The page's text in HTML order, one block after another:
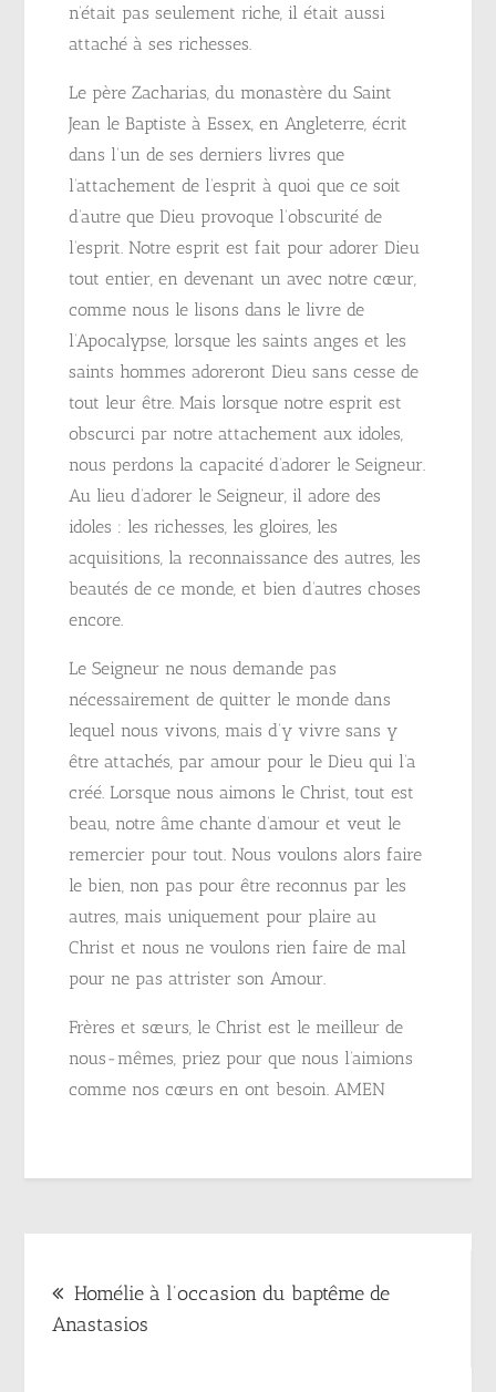
n’était pas seulement riche, il était aussi
attaché à ses richesses.
Le père Zacharias, du monastère du Saint
Jean le Baptiste à Essex, en Angleterre, écrit
dans l’un de ses derniers livres que
l’attachement de l’esprit à quoi que ce soit
d’autre que Dieu provoque l’obscurité de
l’esprit. Notre esprit est fait pour adorer Dieu
tout entier, en devenant un avec notre cœur,
comme nous le lisons dans le livre de
l’Apocalypse, lorsque les saints anges et les
saints hommes adoreront Dieu sans cesse de
tout leur être. Mais lorsque notre esprit est
obscurci par notre attachement aux idoles,
nous perdons la capacité d’adorer le Seigneur.
Au lieu d’adorer le Seigneur, il adore des
idoles : les richesses, les gloires, les
acquisitions, la reconnaissance des autres, les
beautés de ce monde, et bien d’autres choses
encore.
Le Seigneur ne nous demande pas
nécessairement de quitter le monde dans
lequel nous vivons, mais d’y vivre sans y
être attachés, par amour pour le Dieu qui l’a
créé. Lorsque nous aimons le Christ, tout est
beau, notre âme chante d’amour et veut le
remercier pour tout. Nous voulons alors faire
le bien, non pas pour être reconnus par les
autres, mais uniquement pour plaire au
Christ et nous ne voulons rien faire de mal
pour ne pas attrister son Amour.
Frères et sœurs, le Christ est le meilleur de
nous-mêmes, priez pour que nous l’aimions
comme nos cœurs en ont besoin. AMEN
de
Homélie à l’occasion du baptême de
Anastasios